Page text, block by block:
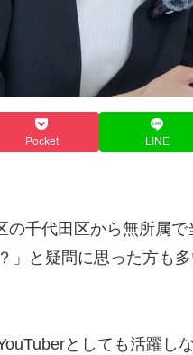
Pocket LINE
千代田区から無所属で
」と疑問に思った方も
としても活躍し